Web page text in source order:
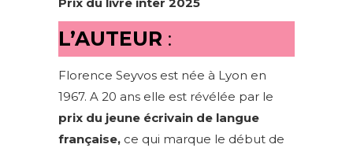
L’AUTEUR :
Florence Seyvos est née à Lyon en
1967. A 20 ans elle est révélée par le
prix du jeune écrivain de langue
française, ce qui marque le début de